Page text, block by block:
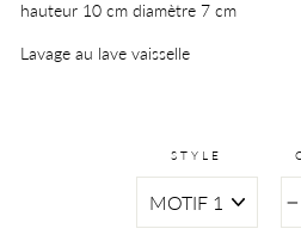
hauteur 10 cm diamètre 7 cm
Lavage au lave vaisselle
STYLE